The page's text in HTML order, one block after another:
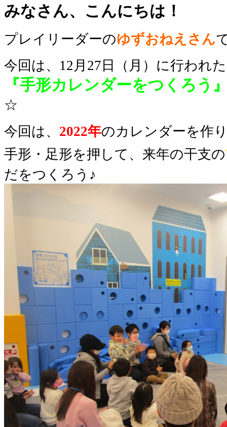
みなさん、こんにちは！
プレイリーダーのゆずおねえさん
今回は、12月27日（月）に行われた
『手形カレンダーをつくろう
☆
今回は、 2022年のカレンダーを作
手形・足形を押して、来年の干支の
だをつくろう♪